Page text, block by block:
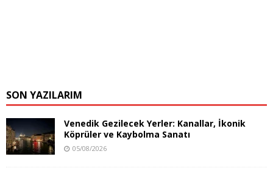
SON YAZILARIM
Venedik Gezilecek Yerler: Kanallar, İkonik
Köprüler ve Kaybolma Sanatı
05/08/2026